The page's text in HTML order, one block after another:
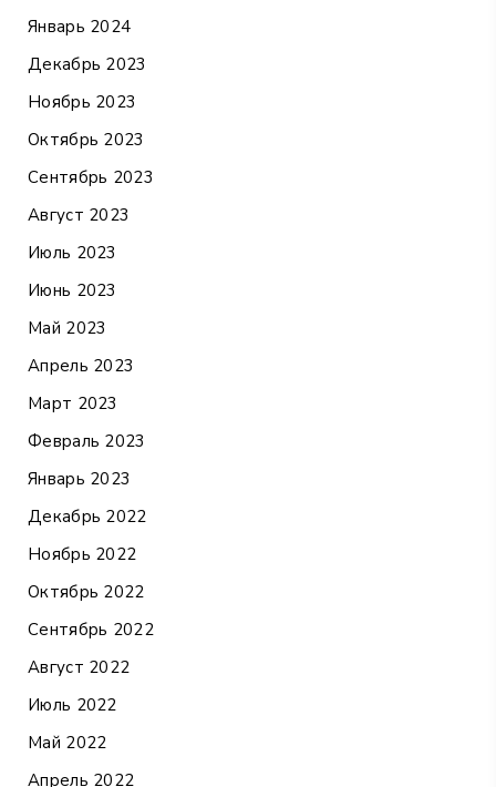
Январь 2024
Декабрь 2023
Ноябрь 2023
Октябрь 2023
Сентябрь 2023
Август 2023
Июль 2023
Июнь 2023
Май 2023
Апрель 2023
Март 2023
Февраль 2023
Январь 2023
Декабрь 2022
Ноябрь 2022
Октябрь 2022
Сентябрь 2022
Август 2022
Июль 2022
Май 2022
Апрель 2022